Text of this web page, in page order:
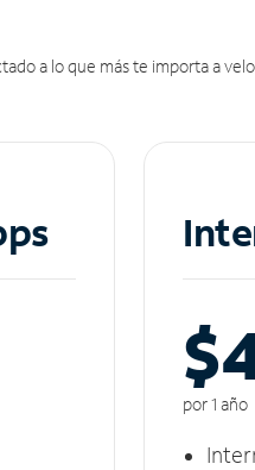
a lo que más te importa a
por 1 año